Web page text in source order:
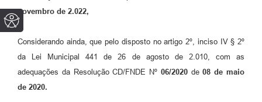
novembro de 2.022,
Considerando ainda, que pelo disposto no artigo 2º, inciso IV § 2º
da Lei Municipal 441 de 26 de agosto de 2.010, com as
adequações da Resolução CD/FNDE Nº 06/2020 de08 de maio
de 2020.